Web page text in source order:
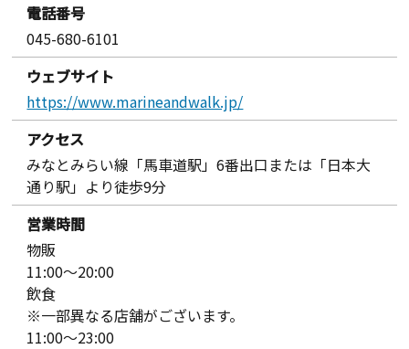
電話番号
045-680-6101
ウェブサイト
https://www.marineandwalk.jp/
アクセス
みなとみらい線「馬車道駅」6番出口または「日本大
通り駅」より徒歩9分
営業時間
物販
11:00～20:00
飲食
※一部異なる店舗がございます。
11:00～23:00